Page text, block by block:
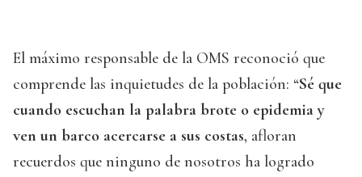
El máximo responsable de la OMS reconoció que
comprende las inquietudes de la población: “Sé que
cuando escuchan la palabra brote o epidemia y
ven un barco acercarse a sus costas, afloran
recuerdos que ninguno de nosotros ha logrado